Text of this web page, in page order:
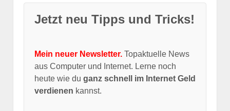
Jetzt neu Tipps und Tricks!
Mein neuer Newsletter. Topaktuelle News
aus Computer und Internet. Lerne noch
heute wie du ganz schnell im Internet Geld
verdienen kannst.